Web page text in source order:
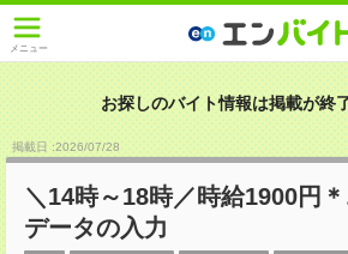
メニュー
お探しのバイト情報は掲載が終
掲載日 :2026/07/28
＼14時～18時／時給1900円
データの入力